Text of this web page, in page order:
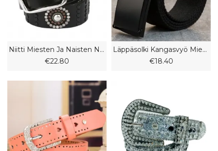
Niitti Miesten Ja Naisten Nahkavyö
€22.80
Läppäsolki Kangasvyö Miehille Ja Naisille Karkkivärinen Vyö Housujen Vyö Pidennetty Vyö
€18.40